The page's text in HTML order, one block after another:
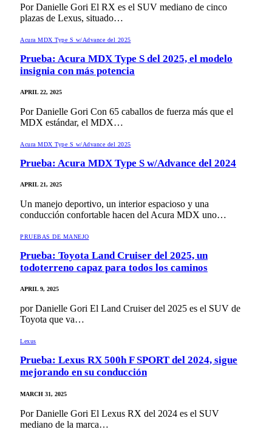
Por Danielle Gori El RX es el SUV mediano de cinco
plazas de Lexus, situado…
Acura MDX Type S w/Advance del 2025
Prueba: Acura MDX Type S del 2025, el modelo
insignia con más potencia
APRIL 22, 2025
Por Danielle Gori Con 65 caballos de fuerza más que el
MDX estándar, el MDX…
Acura MDX Type S w/Advance del 2025
Prueba: Acura MDX Type S w/Advance del 2024
APRIL 21, 2025
Un manejo deportivo, un interior espacioso y una
conducción confortable hacen del Acura MDX uno…
PRUEBAS DE MANEJO
Prueba: Toyota Land Cruiser del 2025, un
todoterreno capaz para todos los caminos
APRIL 9, 2025
por Danielle Gori El Land Cruiser del 2025 es el SUV de
Toyota que va…
Lexus
Prueba: Lexus RX 500h F SPORT del 2024, sigue
mejorando en su conducción
MARCH 31, 2025
Por Danielle Gori El Lexus RX del 2024 es el SUV
mediano de la marca…